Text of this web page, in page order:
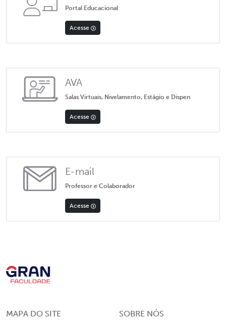
Portal Educacional
Acesse
AVA
Salas Virtuais, Nivelamento, Estágio e Dispen
Acesse
E-mail
Professor e Colaborador
Acesse
MAPA DO SITE SOBRE NÓS